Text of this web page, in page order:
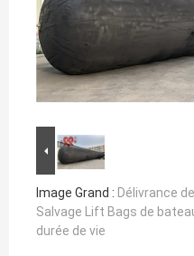
Image Grand : Délivrance
Salvage Lift Bags de
durée de vie